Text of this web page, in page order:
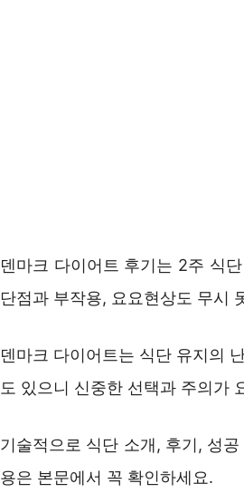
덴마크 다이어트 후기는 2주 식
단점과 부작용, 요요현상도 무시
덴마크 다이어트는 식단 유지의
도 있으니 신중한 선택과 주의가
기술적으로 식단 소개, 후기, 성
용은 본문에서 꼭 확인하세요.